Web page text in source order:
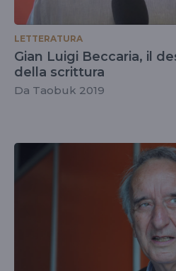
LETTERATURA
Gian Luigi Beccaria, il
della scrittura
Da Taobuk 2019